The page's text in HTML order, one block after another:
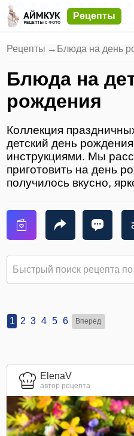
Рецепты
Рецепты → Блюда на день
Блюда на
рождения
Коллекция
детский день
инструкциями. Мы
приготовить на день
получилось вкусно,
1 2 3 4 5 6 Вперед
ElenaV
автор рецепта